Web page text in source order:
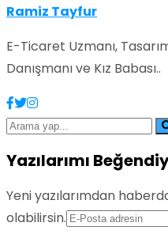
Ramiz Tayfur
E-Ticaret Uzmanı,
Danışmanı ve Kız Babası..
Yazılarımı
Yeni yazılarımdan
olabilirsin.